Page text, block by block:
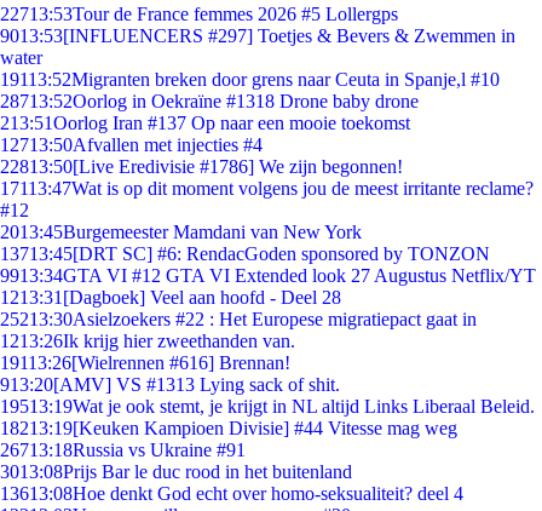
22713:53Tour de France femmes 2026 #5 Lollergps
9013:53[INFLUENCERS #297] Toetjes & Bevers & Zwemmen in
water
19113:52Migranten breken door grens naar Ceuta in Spanje,l #10
28713:52Oorlog in Oekraïne #1318 Drone baby drone
213:51Oorlog Iran #137 Op naar een mooie toekomst
12713:50Afvallen met injecties #4
22813:50[Live Eredivisie #1786] We zijn begonnen!
17113:47Wat is op dit moment volgens jou de meest irritante reclame?
#12
2013:45Burgemeester Mamdani van New York
13713:45[DRT SC] #6: RendacGoden sponsored by TONZON
9913:34GTA VI #12 GTA VI Extended look 27 Augustus Netflix/YT
1213:31 [Dagboek] Veel aan hoofd - Deel 28
25213:30Asielzoekers #22 : Het Europese migratiepact gaat in
1213:26Ik krijg hier zweethanden van.
19113:26[Wielrennen #616] Brennan!
913:20[AMV] VS #1313 Lying sack of shit.
19513:19Wat je ook stemt, je krijgt in NL altijd Links Liberaal Beleid.
18213:19[Keuken Kampioen Divisie] #44 Vitesse mag weg
26713:18Russia vs Ukraine #91
3013:08Prijs Bar le duc rood in het buitenland
13613:08Hoe denkt God echt over homo-seksualiteit? deel 4